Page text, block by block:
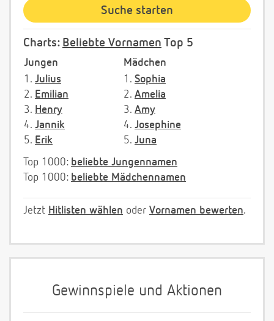
Charts: Beliebte Vornamen Top 5
Jungen
Mädchen
1. Julius
2. Emilian
3. Henry
4. Jannik
5. Erik
1. Sophia
2. Amelia
3. Amy
4. Josephine
5. Juna
Top 1000: beliebte Jungennamen
Top 1000: beliebte Mädchennamen
Jetzt Hitlisten wählen oder Vornamen bewerten.
Gewinnspiele und Aktionen